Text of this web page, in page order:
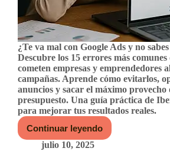
¿Te va mal con Google Ads y no
Descubre los 15 errores más comunes
cometen empresas y emprendedores
campañas. Aprende cómo evitarlos,
anuncios y sacar el máximo provecho
presupuesto. Una guía práctica de
para mejorar tus resultados reales.
Continuar leyendo
15
errores
comunes
julio 10, 2025